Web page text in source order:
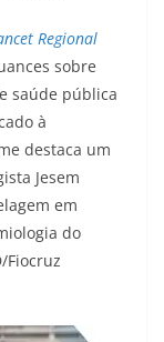
Regional
sobre
saúde pública
à
destaca um
Jesem
em
do
Fiocruz